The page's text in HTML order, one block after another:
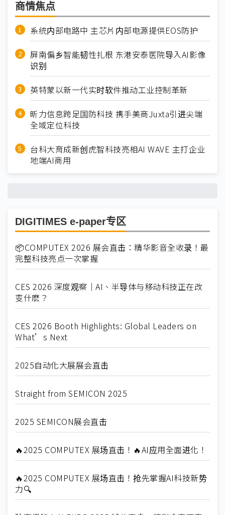
商情焦点
系统内部电路中 主芯片内部电源提供EOS防护
屏南偏乡智能韧性扎根 东港安泰医院导入AI影像
识别
英特蒙以新一代实时软件推动工业控制革新
昕力信息跨足国防科技 携手美商Juxta引进尖端
全域定位科技
台科大育成新创虎智科技亮相AI WAVE 主打企业
地端AI商用
DIGITIMES e-paper专区
📦COMPUTEX 2026 展会直击：精华影音全收录！最
完整科技亮点一次掌握
CES 2026 深度观察｜AI、半导体与移动科技正在改
变什麽？
CES 2026 Booth Highlights: Global Leaders on
What’s Next
2025自动化大展展会直击
Straight from SEMICON 2025
2025 SEMICON展会直击
🔥2025 COMPUTEX 展场直击！🔥AI应用全面进化！
🔥2025 COMPUTEX 展场直击！抢先掌握AI科技新势
力🔍